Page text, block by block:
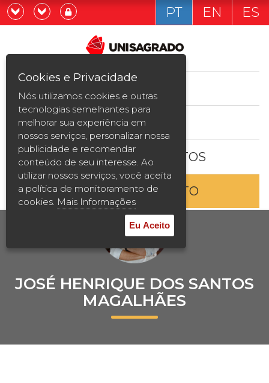
Graduação
Pós-graduação e MBA
Curta Duração
Vestibular
2ª Graduação
Transferência
Reingresso
Prouni
Desconto de pontualidade
Biblioteca
Já sou estudande
Quero ser estudante
PT EN ES
ESTUDE AQUI
BOLSAS E DESCONTOS
ENTRE EM CONTATO
JOSÉ HENRIQUE DOS SANTOS
MAGALHÃES
Cookies e Privacidade
Nós utilizamos cookies e outras
tecnologias semelhantes para
melhorar sua experiência em
nossos serviços, personalizar nossa
publicidade e recomendar
conteúdo de seu interesse. Ao
utilizar nossos serviços, você aceita
a política de monitoramento de
cookies. Mais Informações
Eu Aceito